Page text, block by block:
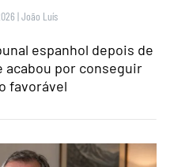
|João Luís
espanhol depois de
acabou por conseguir
favorável